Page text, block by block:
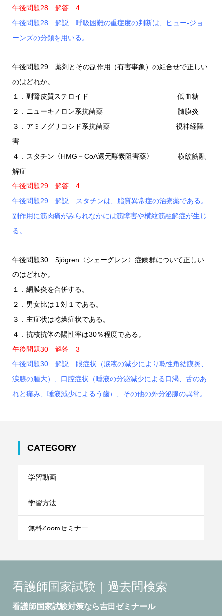
午後問題28 解答 4
午後問題28 解説 呼吸困難の重症度の判断は、ヒュー-ジョ
ーンズの分類を用いる。
午後問題29 薬剤とその副作用（有害事象）の組合せで正しい
のはどれか。
１．副腎皮質ステロイド ――― 低血糖
２．ニューキノロン系抗菌薬 ――― 髄膜炎
３．アミノグリコシド系抗菌薬 ――― 視神経障
害
４．スタチン〈HMG－CoA還元酵素阻害薬〉 ――― 横紋筋融
解症
午後問題29 解答 4
午後問題29 解説 スタチンは、脂質異常症の治療薬である。
副作用に筋肉痛がみられなかには筋障害や横紋筋融解症が生じ
る。
午後問題30 Sjögren〈シェーグレン〉症候群について正しい
のはどれか。
１．網膜炎を合併する。
２．男女比は１対１である。
３．主症状は乾燥症状である。
４．抗核抗体の陽性率は30％程度である。
午後問題30 解答 3
午後問題30 解説 眼症状（涙液の減少により乾性角結膜炎、
涙腺の腫大）、口腔症状（唾液の分泌減少による口渇、舌のあ
れと痛み、唾液減少によるう歯）、その他の外分泌腺の異常。
CATEGORY
学習動画
学習方法
無料Zoomセミナー
看護師国家試験｜過去問検索
看護師国家試験対策なら吉田ゼミナール